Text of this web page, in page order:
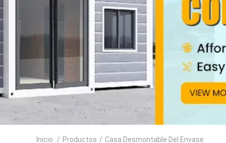
Inicio / Productos / Casa Desmontable Del Envase